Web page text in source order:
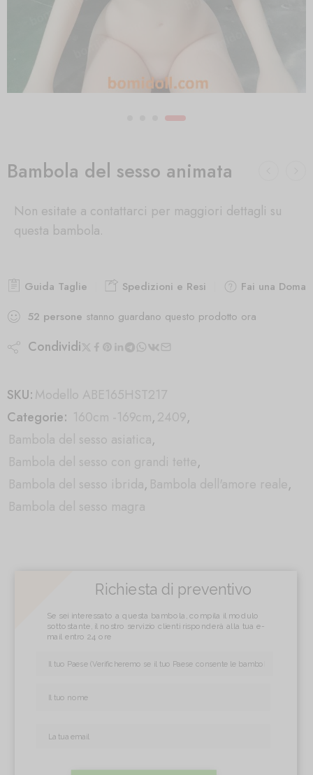
Bambola del sesso animata
Non esitate a contattarci per maggiori dettagli su
questa bambola.
Guida Taglie Spedizioni e Resi
Fai una
52 persone stanno guardano questo prodotto ora
Condividi
SKU:Modello ABE165HST217
Categorie: 160cm -169cm,2409,
Bambola del sesso asiatica,
Bambola del sesso con grandi tette,
Bambola del sesso ibrida, Bambola dell'amore reale,
Bambola del sesso magra
Richiesta di preventivo
Se sei interessato a questa bambola, compila il modulo
sottostante, il nostro servizio clienti risponderà alla tua e-
mail entro 24 ore